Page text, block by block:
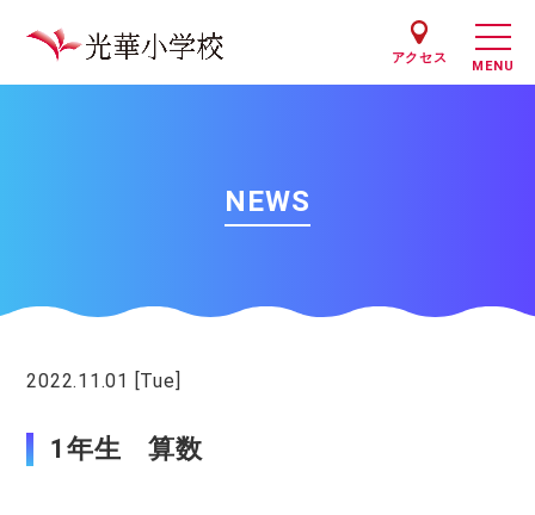
アクセス
NEWS
2022.11.01 [Tue]
1年生 算数